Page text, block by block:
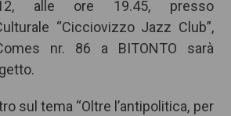
alle ore 19.45, presso
“Cicciovizzo Jazz Club”,
nr. 86 a BITONTO sarà
sul tema “Oltre l’antipolitica, per